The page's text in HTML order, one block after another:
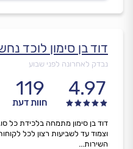
דוד בן סימון לוכד
נבדק לאחרונה לפני שבוע
4.97
119
חוות דעת
דוד בן סימון מתמחה בלכידת כל
וצמוד עד לשביעות רצון לכל
השירות...